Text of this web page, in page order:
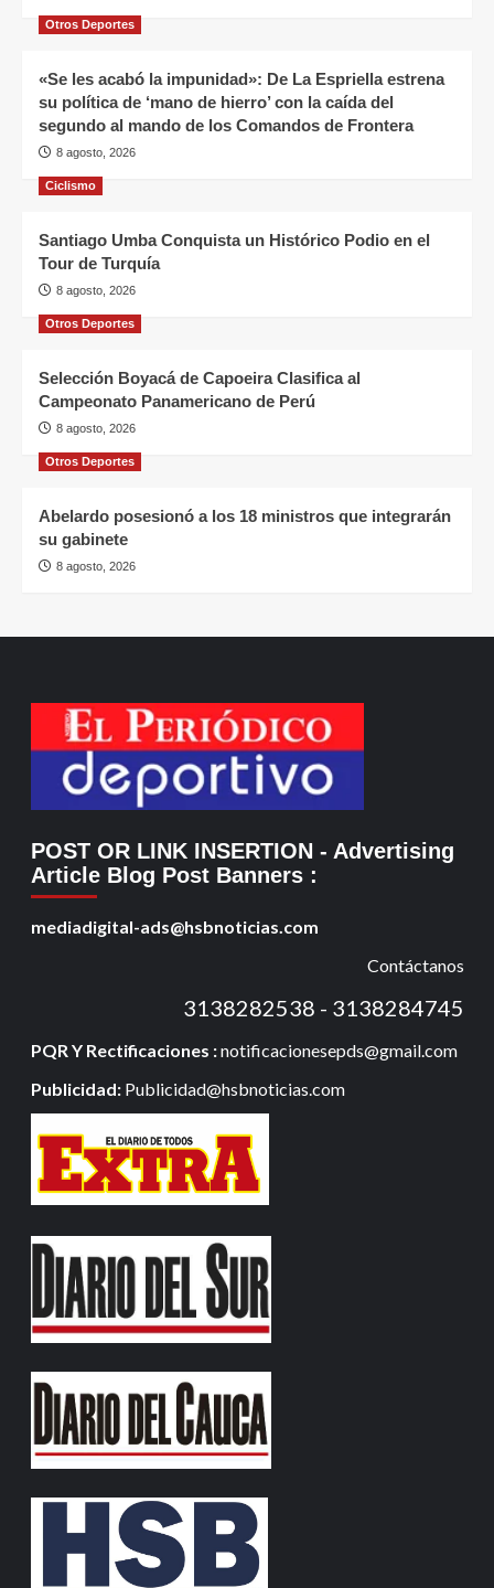
Otros Deportes
«Se les acabó la impunidad»: De La Espriella estrena
su política de ‘mano de hierro’ con la caída del
segundo al mando de los Comandos de Frontera
8 agosto, 2026
Ciclismo
Santiago Umba Conquista un Histórico Podio en el
Tour de Turquía
8 agosto, 2026
Otros Deportes
Selección Boyacá de Capoeira Clasifica al
Campeonato Panamericano de Perú
8 agosto, 2026
Otros Deportes
Abelardo posesionó a los 18 ministros que integrarán
su gabinete
8 agosto, 2026
POST OR LINK INSERTION - Advertising
Article Blog Post Banners :
mediadigital-ads@hsbnoticias.com
Contáctanos
3138282538 - 3138284745
PQR Y Rectificaciones :notificacionesepds@gmail.com
Publicidad: Publicidad@hsbnoticias.com